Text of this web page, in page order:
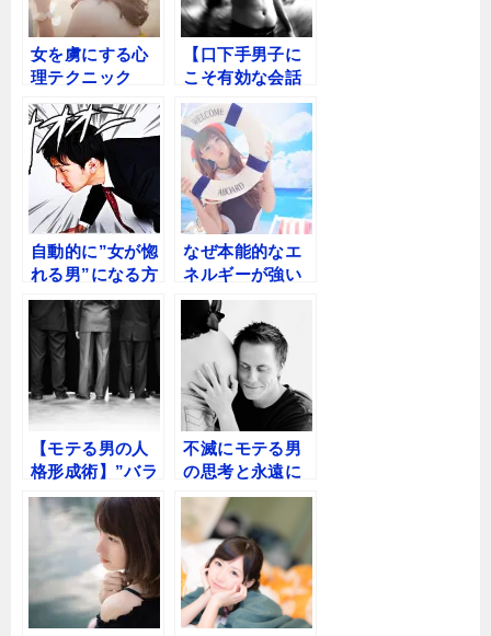
女を虜にする心
理テクニック
【ゲインロス効
果】
【口下手男子に
こそ有効な会話
テクニックを公
開】女性を『依
存』させる2つの
会話テクニック
自動的に”女が惚
れる男”になる方
法をマンガのキ
ャラに学んでみ
なぜ本能的なエ
ネルギーが強い
男ほど、社会的
に成功し周囲に
支持されるの
か？
【モテる男の人
格形成術】”バラ
ンス理論”を知れ
ば、今日からモ
テる男の女性へ
の接し方をマス
ターできる
不滅にモテる男
の思考と永遠に
モテない男の思
考の違い